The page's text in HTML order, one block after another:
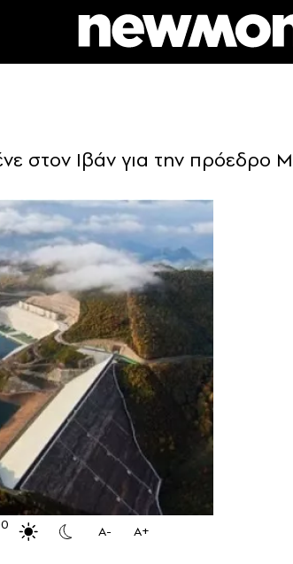
στον Ιβάν για την
A- A+